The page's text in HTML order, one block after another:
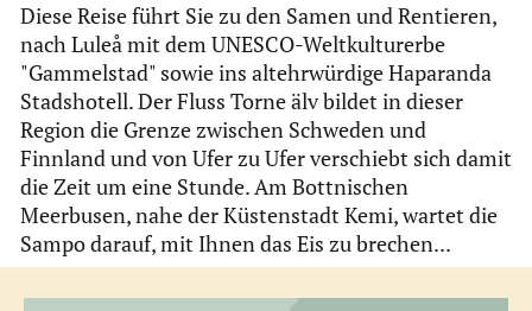
Diese Reise führt Sie zu den Samen und Rentieren,
nach Luleå mit dem UNESCO-Weltkulturerbe
"Gammelstad" sowie ins altehrwürdige Haparanda
Stadshotell. Der Fluss Torne älv bildet in dieser
Region die Grenze zwischen Schweden und
Finnland und von Ufer zu Ufer verschiebt sich damit
die Zeit um eine Stunde. Am Bottnischen
Meerbusen, nahe der Küstenstadt Kemi, wartet die
Sampo darauf, mit Ihnen das Eis zu brechen...